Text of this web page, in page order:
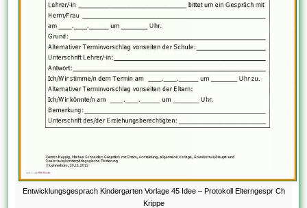
Entwicklungsgesprach Kindergarten Vorlage 45 Idee – Protokoll Elterngespr Ch
Krippe